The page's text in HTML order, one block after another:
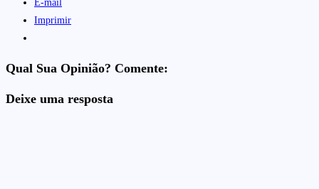
E-mail
Imprimir
Qual Sua Opinião? Comente:
Deixe uma resposta